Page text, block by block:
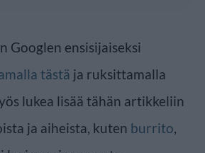
Googlen ensisijaiseksi
tästä ja ruksittamalla
lukea lisää tähän artikkeliin
ja aiheista, kuten burrito,